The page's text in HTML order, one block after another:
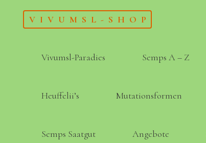
VIVUMSL-SHOP
Vivumsl-Paradies Semps A – Z
Heuffelii’s Mutationsformen
Semps Saatgut Angebote